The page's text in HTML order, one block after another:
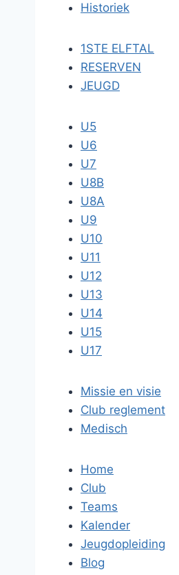
Historiek
1STE ELFTAL
RESERVEN
JEUGD
U5
U6
U7
U8B
U8A
U9
U10
U11
U12
U13
U14
U15
U17
Missie en visie
Club reglement
Medisch
Home
Club
Teams
Kalender
Jeugdopleiding
Blog